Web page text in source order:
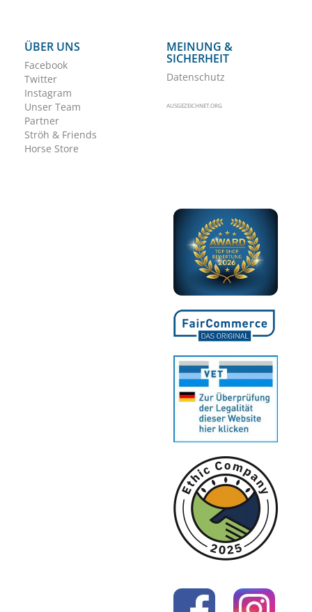
ÜBER UNS
Facebook
Twitter
Instagram
Unser Team
Partner
Ströh & Friends
Horse Store
MEINUNG &
SICHERHEIT
Datenschutz
AUSGEZEICHNET.ORG